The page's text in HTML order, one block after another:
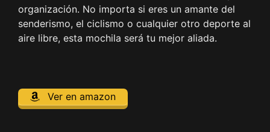
organización. No importa si eres un amante del
senderismo, el ciclismo o cualquier otro deporte al
aire libre, esta mochila será tu mejor aliada.
Ver en amazon